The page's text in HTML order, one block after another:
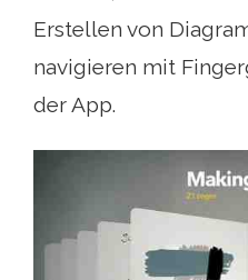
Erstellen von
navigieren mit
der App.